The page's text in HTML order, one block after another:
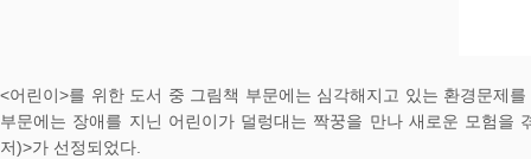
<어린이>를 위한 도서 중 그림책 부문에는 심각해지고 있는 환경문제
부문에는 장애를 지닌 어린이가 덜렁대는 짝꿍을 만나 새로운 모험을
저)>가 선정되었다.